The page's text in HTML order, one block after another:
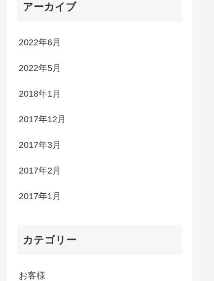
アーカイブ
2022年6月
2022年5月
2018年1月
2017年12月
2017年3月
2017年2月
2017年1月
カテゴリー
お客様